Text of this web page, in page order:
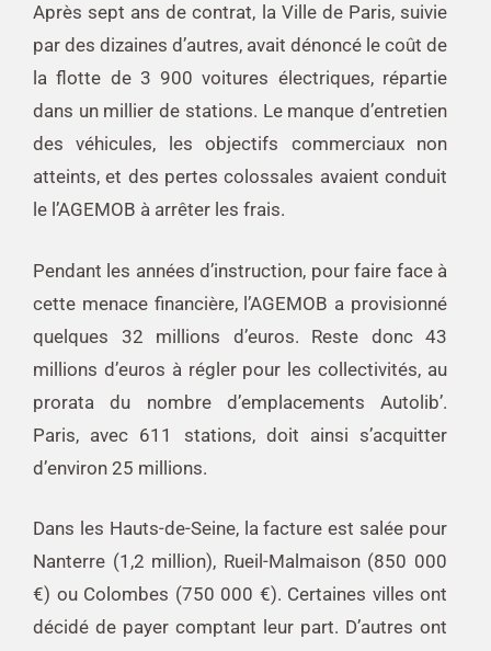
Après sept ans de contrat, la Ville de Paris, suivie
par des dizaines d’autres, avait dénoncé le coût de
la flotte de 3 900 voitures électriques, répartie
dans un millier de stations. Le manque d’entretien
des véhicules, les objectifs commerciaux non
atteints, et des pertes colossales avaient conduit
le l’AGEMOB à arrêter les frais.
Pendant les années d’instruction, pour faire face à
cette menace financière, l’AGEMOB a provisionné
quelques 32 millions d’euros. Reste donc 43
millions d’euros à régler pour les collectivités, au
prorata du nombre d’emplacements Autolib’.
Paris, avec 611 stations, doit ainsi s’acquitter
d’environ 25 millions.
Dans les Hauts-de-Seine, la facture est salée pour
Nanterre (1,2 million), Rueil-Malmaison (850 000
€) ou Colombes (750 000 €). Certaines villes ont
décidé de payer comptant leur part. D’autres ont